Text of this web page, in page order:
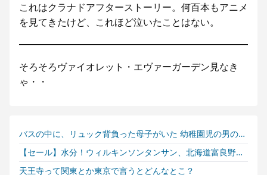
これはクラナドアフターストーリー。何百本もアニメ
を見てきたけど、これほど泣いたことはない。
そろそろヴァイオレット・エヴァーガーデン見なき
ゃ・・
バスの中に、リュック背負った母子がいた 幼稚園児の男の子に若いお母さんが相づちを打っている
【セール】水分！ウィルキンソンタンサン、北海道富良野ホップ炭酸水、やかんの麦茶、伊右衛門、生茶、綾鷹、純天然アルカリ保存水などがセール中！
天王寺って関東とか東京で言うとどんなとこ？